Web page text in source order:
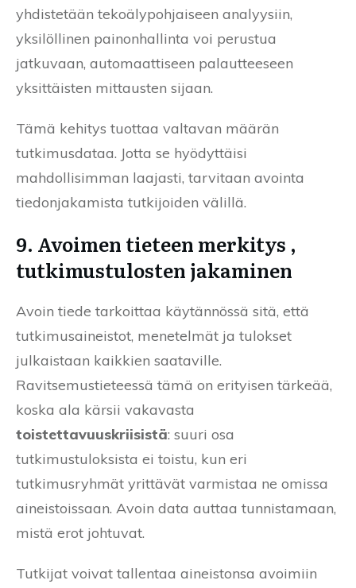
yhdistetään tekoälypohjaiseen analyysiin,
yksilöllinen painonhallinta voi perustua
jatkuvaan, automaattiseen palautteeseen
yksittäisten mittausten sijaan.
Tämä kehitys tuottaa valtavan määrän
tutkimusdataa. Jotta se hyödyttäisi
mahdollisimman laajasti, tarvitaan avointa
tiedonjakamista tutkijoiden välillä.
9. Avoimen tieteen merkitys ,
tutkimustulosten jakaminen
Avoin tiede tarkoittaa käytännössä sitä, että
tutkimusaineistot, menetelmät ja tulokset
julkaistaan kaikkien saataville.
Ravitsemustieteessä tämä on erityisen tärkeää,
koska ala kärsii vakavasta
toistettavuuskriisistä: suuri osa
tutkimustuloksista ei toistu, kun eri
tutkimusryhmät yrittävät varmistaa ne omissa
aineistoissaan. Avoin data auttaa tunnistamaan,
mistä erot johtuvat.
Tutkijat voivat tallentaa aineistonsa avoimiin